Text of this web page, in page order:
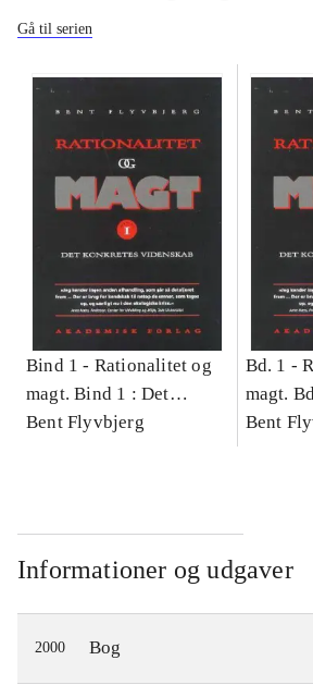
Gå til serien
Bind 1 - Rationalitet og
magt. Bind 1 : Det
konkretes videnskab
Bent Flyvbjerg
Bd. 1 -
magt.
Bent
Informationer og udgaver
2000 Bog